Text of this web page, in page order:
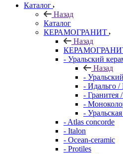
Каталог
Назад
Каталог
КЕРАМОГРАНИТ
Назад
- Уральский
Назад
-
- Идальго /
- Гранитея
-
-
- Atlas concorde
- Italon
- Ocean-ceramic
- Protiles